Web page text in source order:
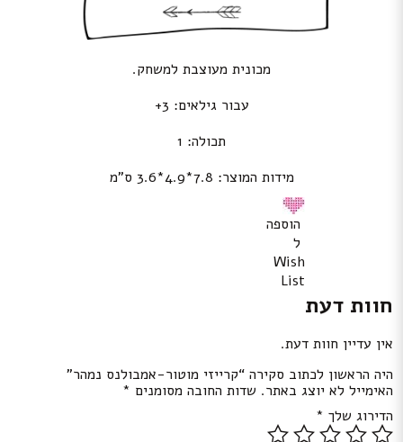
מכונית מעוצבת למשחק.
עבור גילאים: 3+
תכולה: 1
מידות המוצר: 7.8*4.9*3.6 ס”מ
הוספה
ל
Wish
List
חוות דעת
אין עדיין חוות דעת.
היה הראשון לכתוב סקירה “קרייזי מוטור-אמבולנס נמהר”
האימייל לא יוצג באתר. שדות החובה מסומנים *
הדירוג שלך *